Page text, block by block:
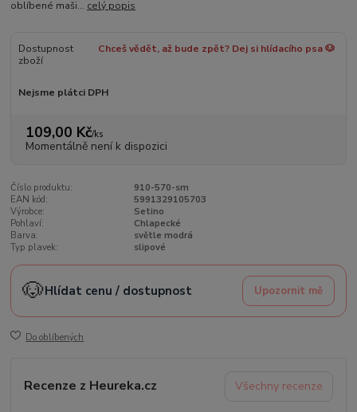
oblíbené maši... celý popis
Dostupnost
zboží
Chceš vědět, až bude zpět? Dej si hlídacího psa 🐶
Nejsme plátci DPH
109,00 Kč/ks
Momentálně není k dispozici
Číslo produktu:
910-570-sm
EAN kód:
5991329105703
Výrobce:
Setino
Pohlaví:
Chlapecké
Barva:
světle modrá
Typ plavek:
slipové
🐶Hlídat cenu / dostupnost Upozornit mě
Do oblíbených
Recenze z Heureka.cz Všechny recenze